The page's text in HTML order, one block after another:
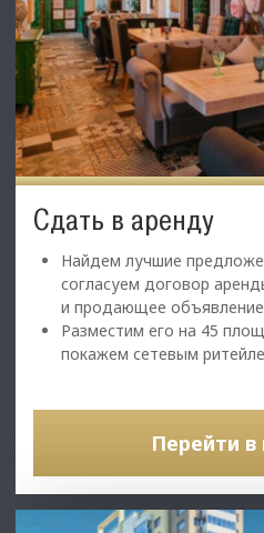
Сдать в аренду
Найдем лучшие
согласуем договор
и продающее
Разместим его на 45
покажем сетевым
Перейти в